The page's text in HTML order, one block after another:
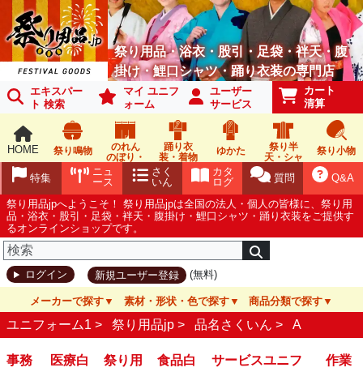
祭り用品・浴衣・股引・足袋・袢天・腹
掛け・鯉口シャツ・踊り衣装の専門店
エキスパー
ト 検索
マイ ユニフ
ォーム
ユーザー
サービス
カート
清算
HOME 祭り鳴物
のれん
のぼり・
踊り衣
装・着物
ゆかた
祭り半
天・シャ
祭り小物
Q&A
質問
カタ
ログ
さく
いん
ニュ
ース
特集
祭り用品jpへようこそ！ 祭り用品jpは全国の法人・個人の皆様に、祭り用
品・浴衣・股引・足袋・袢天・腹掛け・鯉口シャツ・踊り衣装をご提供す
るオンラインショップです。
ログイン 新規ユーザー登録 (無料)
メーカーで探す 素材・形状・色で探す 商品分類で探す
ユニフォーム1 > 祭り用品jp > 品名さくいん > A
事務
医療白
祭り用
食品白
サービスユニフ
作業